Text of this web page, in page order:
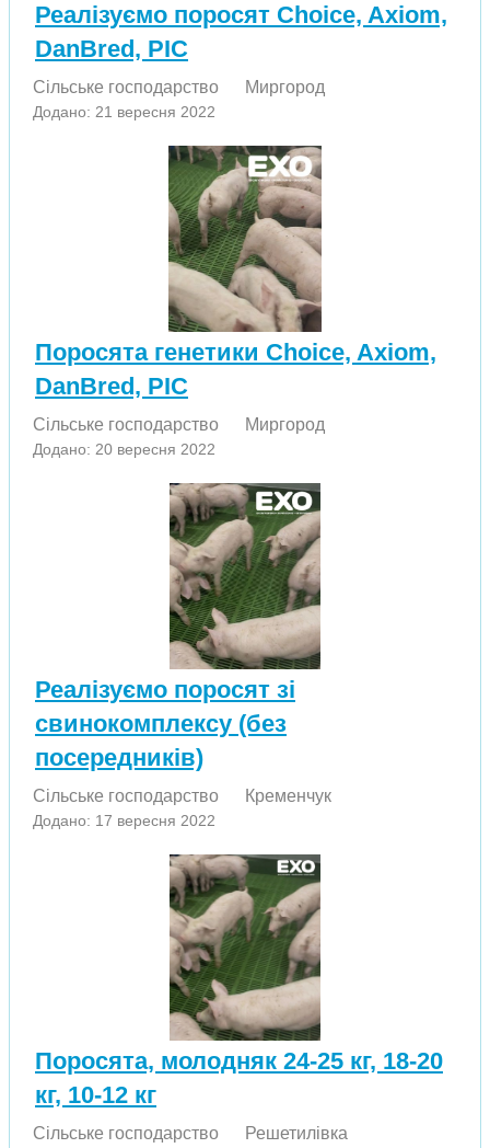
Реалізуємо поросят Choice, Axiom,
DanBred, PIC
Сільське господарство Миргород
Додано: 21 вересня 2022
Поросята генетики Choice, Axiom,
DanBred, PIC
Сільське господарство Миргород
Додано: 20 вересня 2022
Реалізуємо поросят зі
свинокомплексу (без
посередників)
Сільське господарство Кременчук
Додано: 17 вересня 2022
Поросята, молодняк 24-25 кг, 18-20
кг, 10-12 кг
Сільське господарство Решетилівка